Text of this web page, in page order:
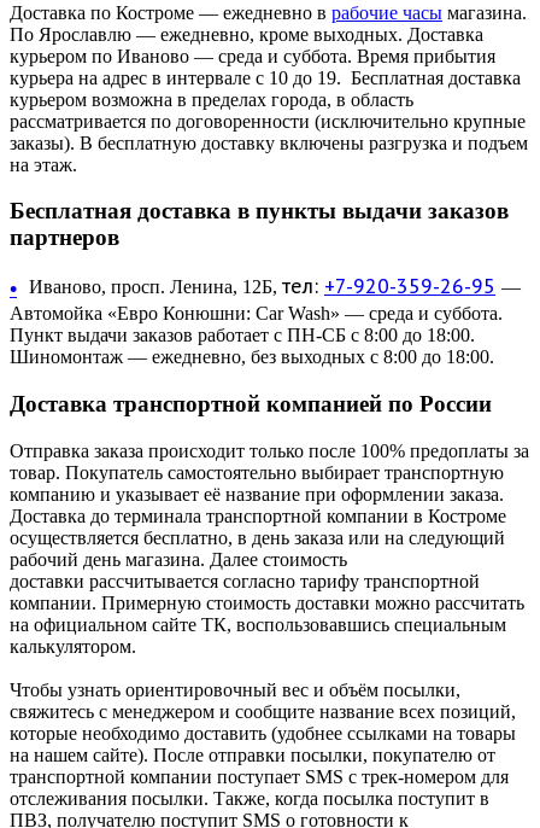
Доставка по Костроме — ежедневно в рабочие часы магазина.
По Ярославлю — ежедневно, кроме выходных. Доставка
курьером по Иваново — среда и суббота. Время прибытия
курьера на адрес в интервале с 10 до 19. Бесплатная доставка
курьером возможна в пределах города, в область
рассматривается по договоренности (исключительно крупные
заказы). В бесплатную доставку включены разгрузка и подъем
на этаж.
Бесплатная доставка в пункты выдачи заказов
партнеров
• Иваново, просп. Ленина, 12Б, тел: +7-920-359-26-95 —
Автомойка «Евро Конюшни: Car Wash» — среда и суббота.
Пункт выдачи заказов работает с ПН-СБ с 8:00 до 18:00.
Шиномонтаж — ежедневно, без выходных с 8:00 до 18:00.
Доставка транспортной компанией по России
Отправка заказа происходит только после 100% предоплаты за
товар. Покупатель самостоятельно выбирает транспортную
компанию и указывает её название при оформлении заказа.
Доставка до терминала транспортной компании в Костроме
осуществляется бесплатно, в день заказа или на следующий
рабочий день магазина. Далее стоимость
доставки рассчитывается согласно тарифу транспортной
компании. Примерную стоимость доставки можно рассчитать
на официальном сайте ТК, воспользовавшись специальным
калькулятором.
Чтобы узнать ориентировочный вес и объём посылки,
свяжитесь с менеджером и сообщите название всех позиций,
которые необходимо доставить (удобнее ссылками на товары
на нашем сайте). После отправки посылки, покупателю от
транспортной компании поступает SMS с трек-номером для
отслеживания посылки. Также, когда посылка поступит в
ПВЗ, получателю поступит SMS о готовности к